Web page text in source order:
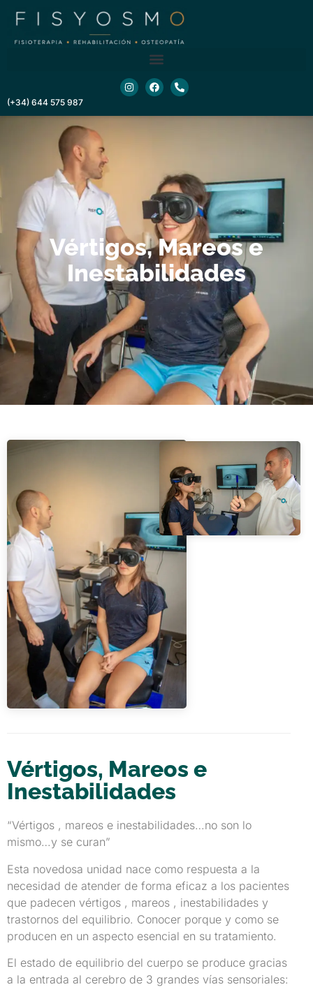
contenido
(+34) 644 575 987
Vértigos, Mareos e
Inestabilidades
Vértigos, Mareos e
Inestabilidades
“Vértigos , mareos e inestabilidades…no son lo
mismo…y se curan”
Esta novedosa unidad nace como respuesta a la
necesidad de atender de forma eficaz a los pacientes
que padecen vértigos , mareos , inestabilidades y
trastornos del equilibrio. Conocer porque y como se
producen en un aspecto esencial en su tratamiento.
El estado de equilibrio del cuerpo se produce gracias
a la entrada al cerebro de 3 grandes vías sensoriales: